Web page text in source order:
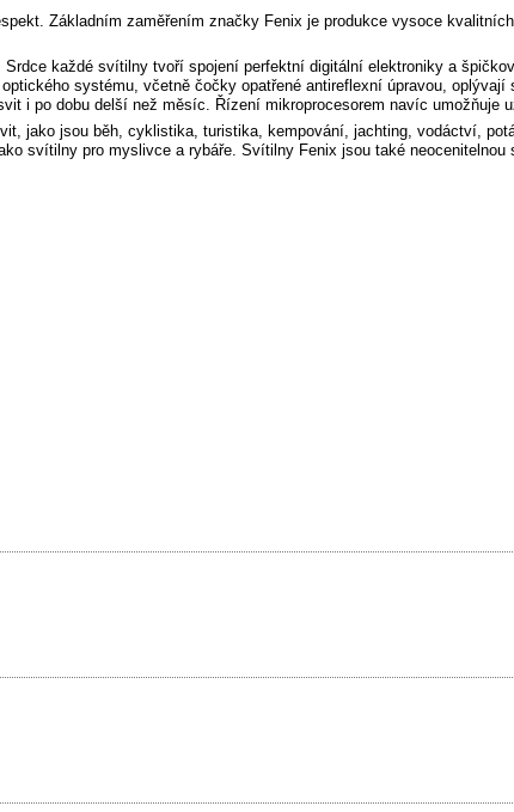
Základním zaměřením značky Fenix je produkce vysoce
každé svítilny tvoří spojení perfektní digitální elektroniky a
systému, včetně čočky opatřené antireflexní úpravou,
i po dobu delší než měsíc. Řízení mikroprocesorem navíc umožňuje
jako jsou běh, cyklistika, turistika, kempování, jachting, vodáctví,
svítilny pro myslivce a rybáře. Svítilny Fenix jsou také